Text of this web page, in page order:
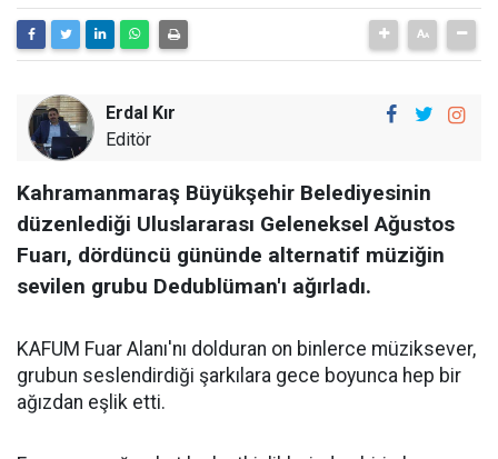
Erdal Kır
Editör
Kahramanmaraş Büyükşehir Belediyesinin
düzenlediği Uluslararası Geleneksel Ağustos
Fuarı, dördüncü gününde alternatif müziğin
sevilen grubu Dedublüman'ı ağırladı.
KAFUM Fuar Alanı'nı dolduran on binlerce müziksever,
grubun seslendirdiği şarkılara gece boyunca hep bir
ağızdan eşlik etti.